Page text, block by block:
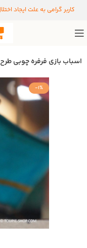
کاربر گرامی به علت ایجاد
اسباب بازی فرفره چوبی
-1%